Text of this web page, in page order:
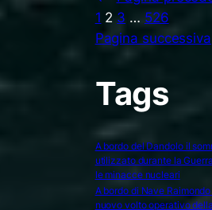
1 2 3 … 526
Pagina successiva
Tags
A bordo del Dandolo il
utilizzato durante la
le minacce nucleari
A bordo di Nave
nuovo volto operativo